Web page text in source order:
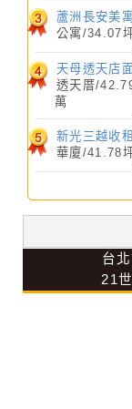
蘆洲長安美
公寓/34.07
天母透天店面
透天厝/
萬
新光三越收
華廈/41.78
台
21